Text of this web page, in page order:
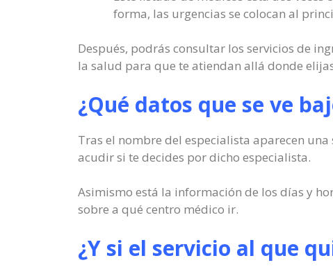
forma, las urgencias se colocan al
Después, podrás consultar los servicios de
la salud para que te atiendan allá donde
¿Qué datos que se ve
Tras el nombre del especialista aparecen
acudir si te decides por dicho especialista.
Asimismo está la información de los días y
sobre a qué centro médico ir.
¿Y si el servicio al que